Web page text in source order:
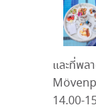
และที่พล
14.00-